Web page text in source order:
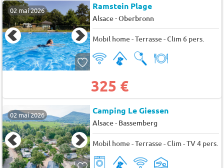
02 mai 2026 Ramstein Plage
Alsace-Oberbronn
Mobil home - Terrasse - Clim 6 pers.
325 €
02 mai 2026 Camping Le Giessen
Alsace- Bassemberg
Mobil home - Terrasse - Clim - TV 4 pers.